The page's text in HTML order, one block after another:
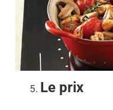
Le prix